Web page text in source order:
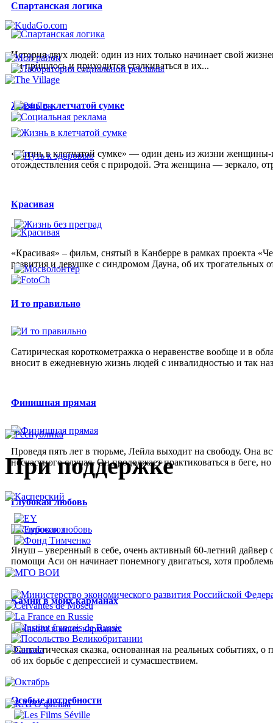
Спартанская логика
История двух людей: один из них только начинает свой
им пришлось и приходится сталкиваться в их...
Жизнь в клетчатой сумке
«Жизнь в клетчатой сумке» — один день из жизни женщины-
отождествления себя с природой. Эта женщина — зеркало,
Красивая
«Красивая» – фильм, снятый в Канберре в рамках проекта
развития и девушке с синдромом Дауна, об их трогательных
И то правильно
Сатирическая короткометражка о неравенстве вообще и в
вносит в ежедневную жизнь людей с инвалидностью и так
Финишная прямая
Проведя пять лет в тюрьме, Лейла выходит на свободу. Она
несчастного случая. Он продолжает практиковаться в беге,
Глубокая любовь
Януш – уверенный в себе, очень активный 60-летний дайвер
помощи Аси он начинает понемногу двигаться, хотя
Камни в моих карманах
Фантастическая сказка, основанная на реальных событиях,
об их борьбе с депрессией и сумасшествием.
Особые потребности
При поддержке